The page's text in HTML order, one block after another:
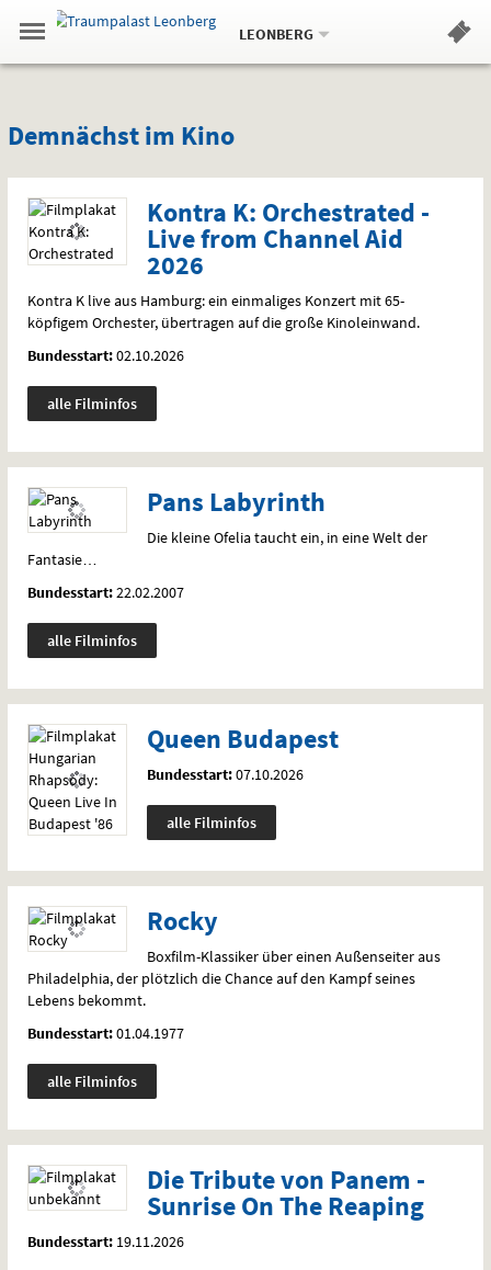
Springe
zum
,zum
.
Navigation
Gehe
zur
Standortauswahl
Standort:
LEONBERG.
Hinweis
Demnächst
im
Kino
Demnächst im Kino
Film(e)
unserem
Kontra K: Orchestrated -
Live from Channel Aid
2026
Kontra K live aus Hamburg: ein einmaliges Konzert mit 65-
köpfigem Orchester, übertragen auf die große Kinoleinwand.
Bundesstart:02.10.2026
alle Filminfos
Pans Labyrinth
Die kleine Ofelia taucht ein, in eine Welt der
Fantasie…
Bundesstart:22.02.2007
alle Filminfos
Queen Budapest
Bundesstart:07.10.2026
alle Filminfos
Rocky
Boxfilm-Klassiker über einen Außenseiter aus
Philadelphia, der plötzlich die Chance auf den Kampf seines
Lebens bekommt.
Bundesstart:01.04.1977
alle Filminfos
Die Tribute von Panem -
Sunrise On The Reaping
Bundesstart: 19.11.2026